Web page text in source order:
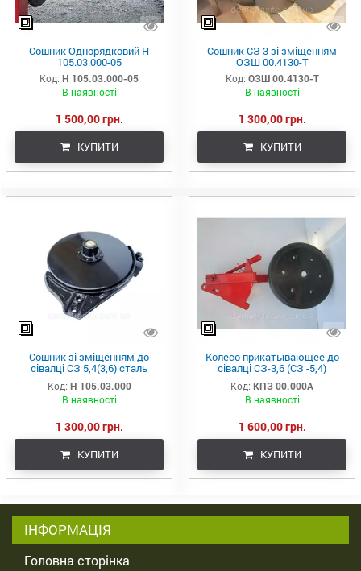
Сошник Однорядковий Н
105.03.000-05
Код: Н 105.03.000-05
В наявності
1 500,00 грн.
КУПИТИ
Сошник СЗ 3 зі зміщенням
ОЗШ 00.4130-Т
Код: ОЗШ 00.4130-Т
В наявності
1 300,00 грн.
КУПИТИ
Сошник зі зміщенням до
сівалці СЗ 5,4(3,6) сталь
борированна
Код: Н 105.03.000
В наявності
1 300,00 грн.
КУПИТИ
Колесо прикатывающее до
сівалці СЗ-3,6 (СЗ -5,4)
(сошник без зміщення)
Код: КПЗ 00.000А
В наявності
1 600,00 грн.
КУПИТИ
ІНФОРМАЦІЯ
Головна сторінка